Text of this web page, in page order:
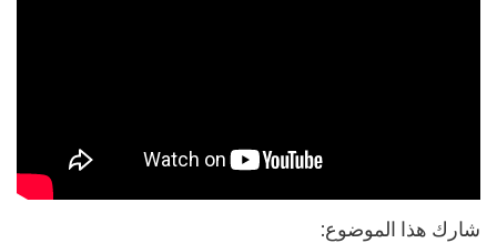
شارك هذا الموضوع: